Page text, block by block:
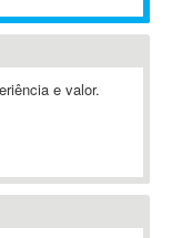
e valor.